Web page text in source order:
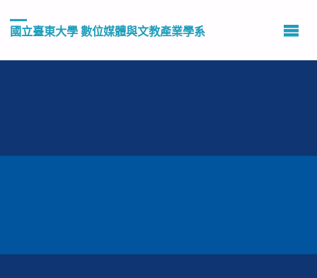
國立臺東大學 數位媒體與文教產業學系